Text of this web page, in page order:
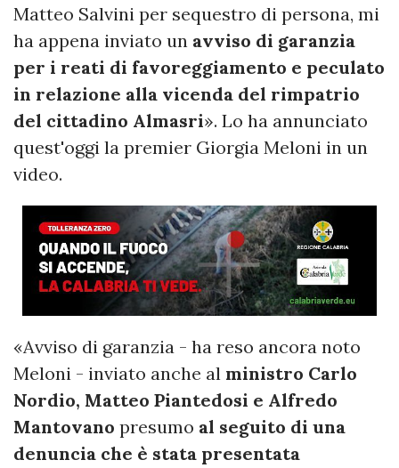
Matteo Salvini per sequestro di persona, mi
ha appena inviato un avviso di garanzia
per i reati di favoreggiamento e peculato
in relazione alla vicenda del rimpatrio
del cittadino Almasri». Lo ha annunciato
quest'oggi la premier Giorgia Meloni in un
video.
«Avviso di garanzia - ha reso ancora noto
Meloni - inviato anche al ministro Carlo
Nordio, Matteo Piantedosi e Alfredo
Mantovano presumo al seguito di una
denuncia che è stata presentata